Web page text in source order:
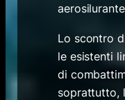
Lo scontro
le esistenti
di
soprattutto,